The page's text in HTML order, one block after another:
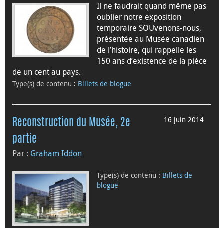
Il ne faudrait quand même pas
oublier notre exposition
temporaire SOUvenons-nous,
présentée au Musée canadien
de l’histoire, qui rappelle les
150 ans d’existence de la pièce
de un cent au pays.
Type(s) de contenu : Billets de blogue
16 juin 2014
Reconstruction du Musée, 2e
partie
Par : Graham Iddon
Type(s) de contenu : Billets de
blogue